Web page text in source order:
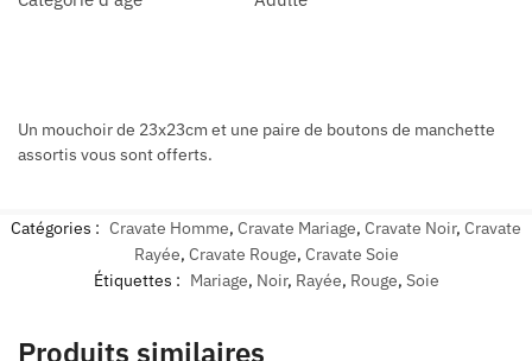
Un mouchoir de 23x23cm et une paire de boutons de manchette
assortis vous sont offerts.
Catégories : Cravate Homme, Cravate Mariage, Cravate Noir, Cravate
Rayée, Cravate Rouge, Cravate Soie
Étiquettes : Mariage, Noir, Rayée, Rouge, Soie
Produits similaires